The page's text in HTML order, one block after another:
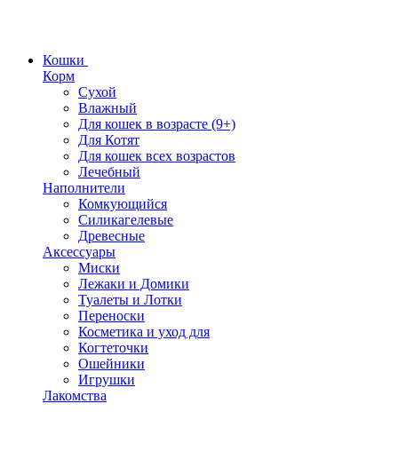
Кошки
Корм
Сухой
Влажный
Для кошек в возрасте (9+)
Для Котят
Для кошек всех возрастов
Лечебный
Наполнители
Комкующийся
Силикагелевые
Древесные
Аксессуары
Миски
Лежаки и Домики
Туалеты и Лотки
Переноски
Косметика и уход для
Когтеточки
Ошейники
Игрушки
Лакомства